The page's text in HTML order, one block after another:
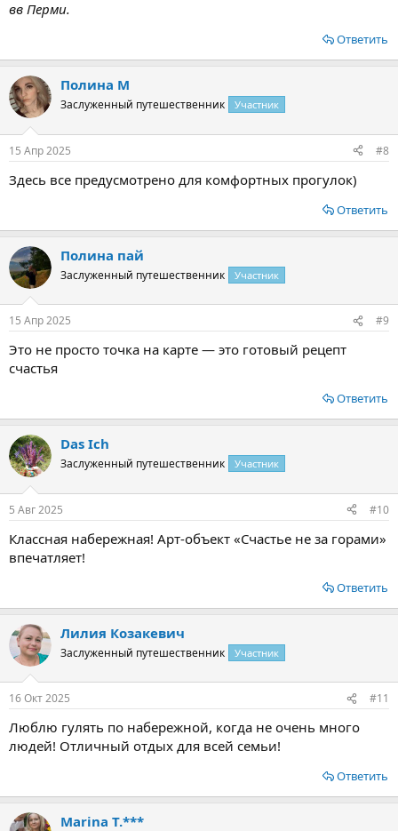
вв Перми.
Ответить
Полина М
Заслуженный путешественник Участник
15 Апр 2025 #8
Здесь все предусмотрено для комфортных прогулок)
Ответить
Полина пай
Заслуженный путешественник Участник
15 Апр 2025 #9
Это не просто точка на карте — это готовый рецепт
счастья
Ответить
Das Ich
Заслуженный путешественник Участник
5 Авг 2025 #10
Классная набережная! Арт-объект «Счастье не за горами»
впечатляет!
Ответить
Лилия Козакевич
Заслуженный путешественник Участник
16 Окт 2025 #11
Люблю гулять по набережной, когда не очень много
людей! Отличный отдых для всей семьи!
Ответить
Marina T.***